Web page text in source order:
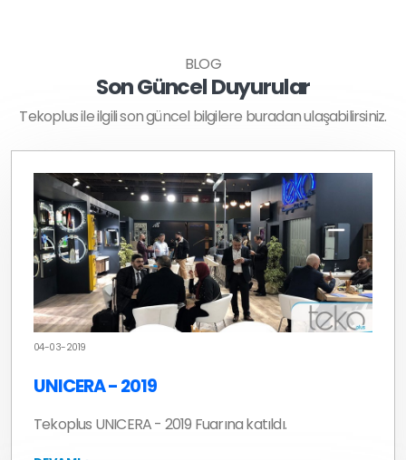
BLOG
Son Güncel Duyurular
Tekoplus ile ilgili son güncel bilgilere buradan ulaşabilirsiniz.
04-03-2019
UNICERA - 2019
Tekoplus UNICERA - 2019 Fuarına katıldı.